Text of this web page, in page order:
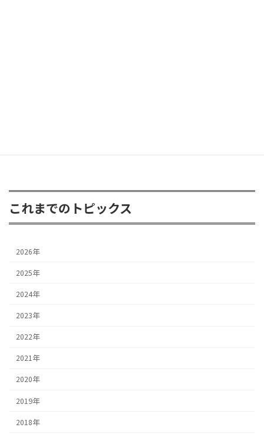
これまでのトピックス
2026年
2025年
2024年
2023年
2022年
2021年
2020年
2019年
2018年